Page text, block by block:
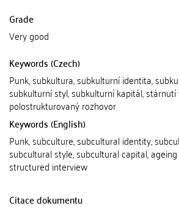
Grade
Very good
Keywords (Czech)
Punk, subkultura, subkulturní identita,
subkulturní styl, subkulturní kapitál,
polostrukturovaný rozhovor
Keywords (English)
Punk, subculture, subcultural identity,
subcultural style, subcultural capital,
structured interview
Citace dokumentu